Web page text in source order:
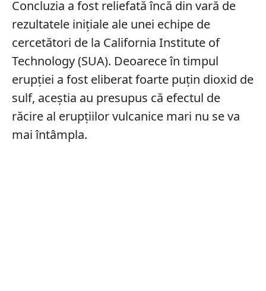
Concluzia a fost reliefată încă din vară de
rezultatele inițiale ale unei echipe de
cercetători de la California Institute of
Technology (SUA). Deoarece în timpul
erupției a fost eliberat foarte puțin dioxid de
sulf, aceștia au presupus că efectul de
răcire al erupțiilor vulcanice mari nu se va
mai întâmpla.